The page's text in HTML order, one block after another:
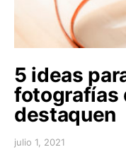
5 ideas
fotografías
destaquen
julio 1, 2021